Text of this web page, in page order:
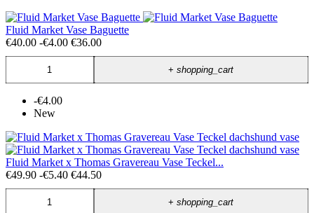
Fluid Market Vase Baguette
€40.00 -€4.00 €36.00
+shopping_cart
-€4.00
New
Fluid Market x Thomas Gravereau Vase Teckel...
€49.90 -€5.40 €44.50
+shopping_cart